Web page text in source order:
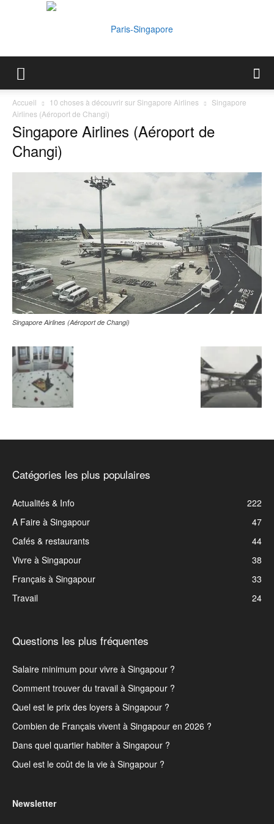
Singapore
Accueil 10 choses à découvrir sur Singapore Airlines
Singapore
Airlines (Aéroport de Changi)
Singapore Airlines (Aéroport de
Changi)
Singapore Airlines (Aéroport de Changi)
Catégories les plus populaires
Actualités & Info
222
A Faire à Singapour
47
Cafés & restaurants
44
Vivre à Singapour
38
Français à Singapour
33
Travail
24
Questions les plus fréquentes
Salaire minimum pour vivre à Singapour ?
Comment trouver du travail à Singapour ?
Quel est le prix des loyers à Singapour ?
Combien de Français vivent à Singapour en 2026 ?
Dans quel quartier habiter à Singapour ?
Quel est le coût de la vie à Singapour ?
Newsletter